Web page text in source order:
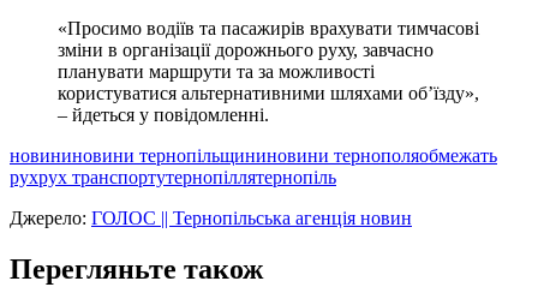
«Просимо водіїв та пасажирів врахувати тимчасові
зміни в організації дорожнього руху, завчасно
планувати маршрути та за можливості
користуватися альтернативними шляхами об’їзду»,
– йдеться у повідомленні.
новининовини тернопільщининовини тернополяобмежать
рухрух транспортутернопіллятернопіль
Джерело: ГОЛОС || Тернопільська агенція новин
Перегляньте також